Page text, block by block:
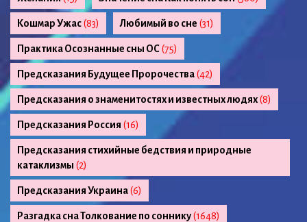
Кошмар Ужас(83) Любимый во сне (31)
Практика Осознанные сны ОС(75)
Предсказания Будущее Пророчества(42)
Предсказания о знаменитостях и известных людях(8)
Предсказания Россия (16)
Предсказания стихийные бедствия и природные
катаклизмы (2)
Предсказания Украина(6)
Разгадка сна Толкование по соннику(1648)